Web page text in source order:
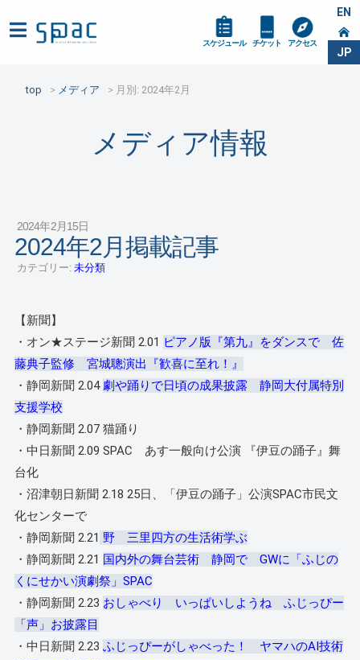
EN
JP
スケジュール チケット アクセス
top メディア 月別: 2024年2月
メディア情報
2024年2月15日
2024年2月掲載記事
カテゴリー: 未分類
【新聞】
・オン★ステージ新聞 2.01 ピアノ版『第九』をダンスで 佐
藤典子監修 宮城聰演出『歓喜に至れ！』
・静岡新聞 2.04 劇や踊りで日頃の成果披露 静岡大付属特別
支援学校
・静岡新聞 2.07 猫踊り
・中日新聞 2.09 SPAC あす一般向け公演 『伊豆の踊子』舞
台化
・沼津朝日新聞 2.18 25日、「伊豆の踊子」公演SPAC市民文
化センターで
・静岡新聞 2.21 野 三里四方の生活術学ぶ
・静岡新聞 2.21 国内外の舞台芸術 静岡で GWに「ふじの
くにせかい演劇祭」SPAC
・静岡新聞 2.23 おしゃべり いっぱいしようね ふじっぴー
「声」お披露目
・中日新聞 2.23 ふじっぴーがしゃべった！ ヤマハのAI技術